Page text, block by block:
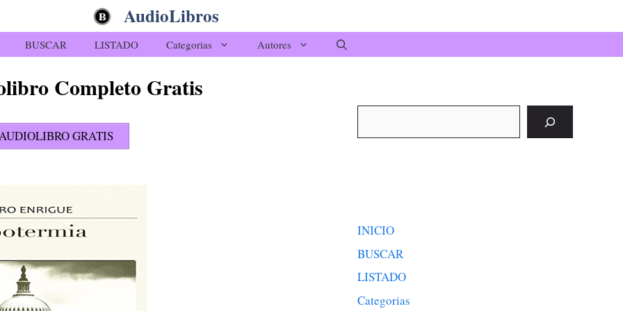
AudioLibros
BUSCAR LISTADO Categorias Autores
Completo Gratis
GRATIS
INICIO
BUSCAR
LISTADO
Categorias